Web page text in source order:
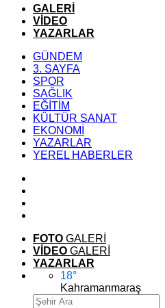
GALERİ
VİDEO
YAZARLAR
GÜNDEM
3. SAYFA
SPOR
SAĞLIK
EĞİTİM
KÜLTÜR SANAT
EKONOMİ
YAZARLAR
YEREL HABERLER
FOTO GALERİ
VİDEO GALERİ
YAZARLAR
18°
Kahramanmaraş